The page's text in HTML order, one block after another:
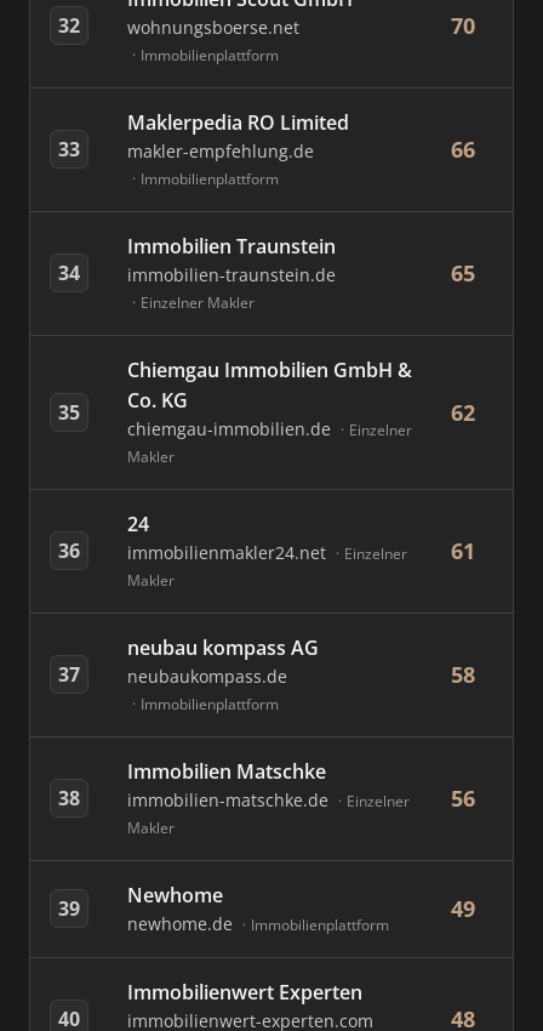
32 wohnungsboerse.net
Immobilienplattform
70
33
Maklerpedia RO Limited
makler-empfehlung.de
Immobilienplattform
66
34
Immobilien Traunstein
immobilien-traunstein.de
Einzelner Makler
65
35
Chiemgau Immobilien GmbH &
Co. KG
chiemgau-immobilien.de
Einzelner
Makler
62
36
24
immobilienmakler24.net
Einzelner
Makler
61
37
neubau kompass AG
neubaukompass.de
Immobilienplattform
58
38
Immobilien Matschke
immobilien-matschke.de
Einzelner
Makler
56
39 Newhome
newhome.de Immobilienplattform
49
40
Immobilienwert Experten
immobilienwert-experten.com 48